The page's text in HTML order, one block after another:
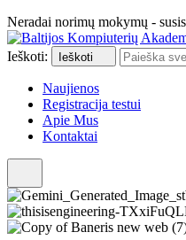
Neradai norimų mokymų -
Ieškoti: Ieškoti
Naujienos
Registracija testui
Apie Mus
Kontaktai